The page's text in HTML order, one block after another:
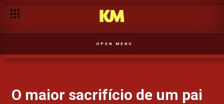
OPEN MENU
O maior sacrifício de um pai